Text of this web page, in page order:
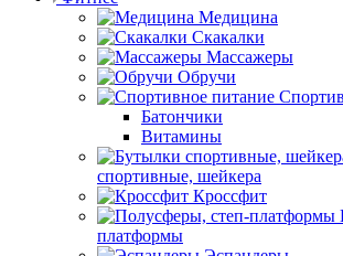
Медицина
Скакалки
Массажеры
Обручи
Батончики
Витамины
спортивные, шейкера
Кроссфит
платформы